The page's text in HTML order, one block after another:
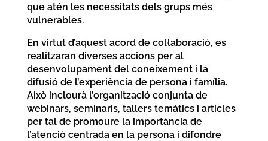
que atén les necessitats dels grups més
vulnerables.
En virtut d’aquest acord de col·laboració, es
realitzaran diverses accions per al
desenvolupament del coneixement i la
difusió de l’experiència de persona i família.
Això inclourà l’organització conjunta de
webinars, seminaris, tallers temàtics i articles
per tal de promoure la importància de
l’atenció centrada en la persona i difondre